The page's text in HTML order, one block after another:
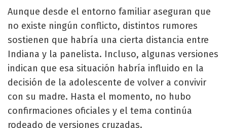
Aunque desde el entorno familiar aseguran que
no existe ningún conflicto, distintos rumores
sostienen que habría una cierta distancia entre
Indiana y la panelista. Incluso, algunas versiones
indican que esa situación habría influido en la
decisión de la adolescente de volver a convivir
con su madre. Hasta el momento, no hubo
confirmaciones oficiales y el tema continúa
rodeado de versiones cruzadas.